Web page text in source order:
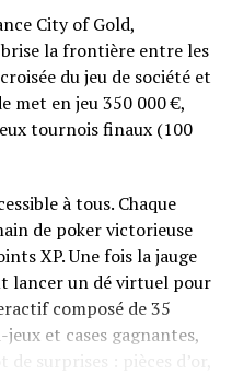
City of Gold,
la frontière entre les
du jeu de société et
met en jeu 350 000 €,
tournois finaux (100
à tous. Chaque
de poker victorieuse
XP. Une fois la jauge
lancer un dé virtuel pour
composé de 35
jeux et cases gagnantes,
surprises : pièces d’or,